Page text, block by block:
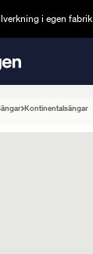
i egen fabrik
Kontinentalsängar